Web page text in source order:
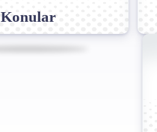
Konular